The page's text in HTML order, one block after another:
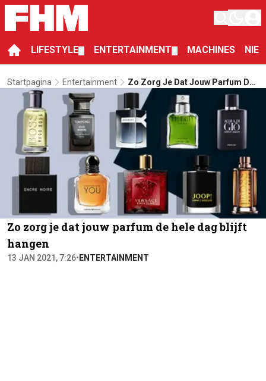
LIFESTYLE ENTERTAINMENT MACHINES
Startpagina Entertainment
Zo Zorg Je Dat Jouw Parfum De
Hele Dag Blijft Hangen
Zo zorg je dat jouw parfum de hele dag blijft
hangen
13 JAN 2021, 7:26• ENTERTAINMENT